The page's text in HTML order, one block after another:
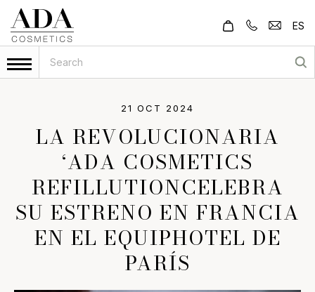
ES
21 OCT 2024
LA REVOLUCIONARIA
‘ADA COSMETICS
REFILLUTIONCELEBRA
SU ESTRENO EN FRANCIA
EN EL EQUIPHOTEL DE
PARÍS